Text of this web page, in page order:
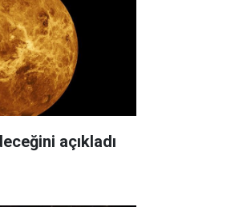
açıkladı